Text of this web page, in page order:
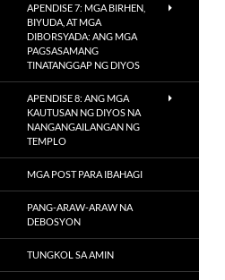
APENDISE 7: MGA BIRHEN,
BIYUDA, AT MGA
DIBORSYADA: ANG MGA
PAGSASAMANG
TINATANGGAP NG DIYOS
APENDISE 8: ANG MGA
KAUTUSAN NG DIYOS NA
NANGANGAILANGAN NG
TEMPLO
MGA POST PARA IBAHAGI
PANG-ARAW-ARAW NA
DEBOSYON
TUNGKOL SA AMIN